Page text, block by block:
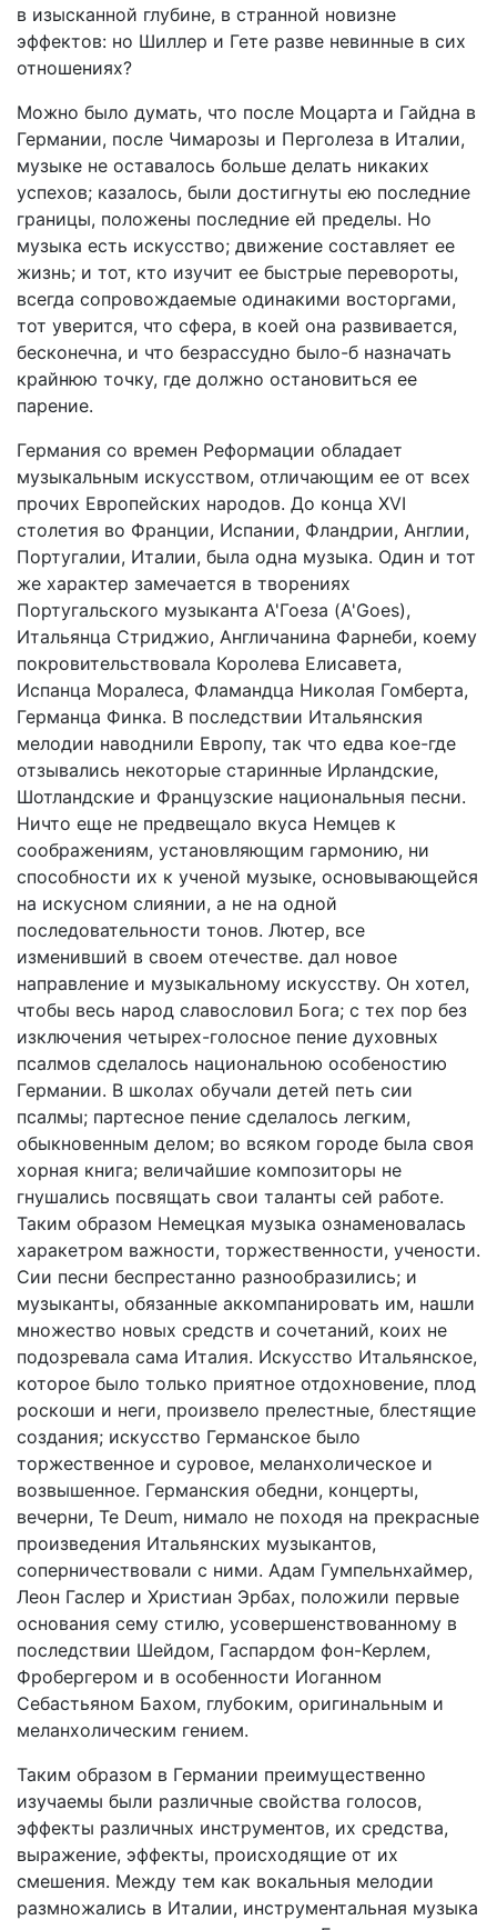
в изысканной глубине, в странной новизне
эффектов: но Шиллер и Гете разве невинные в сих
отношениях?
Можно было думать, что после Моцарта и Гайдна в
Германии, после Чимарозы и Перголеза в Италии,
музыке не оставалось больше делать никаких
успехов; казалось, были достигнуты ею последние
границы, положены последние ей пределы. Но
музыка есть искусство; движение составляет ее
жизнь; и тот, кто изучит ее быстрые перевороты,
всегда сопровождаемые одинакими восторгами,
тот уверится, что сфера, в коей она развивается,
бесконечна, и что безрассудно было-б назначать
крайнюю точку, где должно остановиться ее
парение.
Германия со времен Реформации обладает
музыкальным искусством, отличающим ее от всех
прочих Европейских народов. До конца XVI
столетия во Франции, Испании, Фландрии, Англии,
Португалии, Италии, была одна музыка. Один и тот
же характер замечается в творениях
Португальского музыканта А'Гоеза (A'Goes),
Итальянца Стриджио, Англичанина Фарнеби, коему
покровительствовала Королева Елисавета,
Испанца Моралеса, Фламандца Николая Гомберта,
Германца Финка. В последствии Итальянския
мелодии наводнили Европу, так что едва кое-где
отзывались некоторые старинные Ирландские,
Шотландские и Французские национальныя песни.
Ничто еще не предвещало вкуса Немцев к
соображениям, установляющим гармонию, ни
способности их к ученой музыке, основывающейся
на искусном слиянии, а не на одной
последовательности тонов. Лютер, все
изменивший в своем отечестве. дал новое
направление и музыкальному искусству. Он хотел,
чтобы весь народ славословил Бога; с тех пор без
изключения четырех-голосное пение духовных
псалмов сделалось национальною особеностию
Германии. В школах обучали детей петь сии
псалмы; партесное пение сделалось легким,
обыкновенным делом; во всяком городе была своя
хорная книга; величайшие композиторы не
гнушались посвящать свои таланты сей работе.
Таким образом Немецкая музыка ознаменовалась
харакетром важности, торжественности, учености.
Сии песни беспрестанно разнообразились; и
музыканты, обязанные аккомпанировать им, нашли
множество новых средств и сочетаний, коих не
подозревала сама Италия. Искусство Итальянское,
которое было только приятное отдохновение, плод
роскоши и неги, произвело прелестные, блестящие
создания; искусство Германское было
торжественное и суровое, меланхолическое и
возвышенное. Германския обедни, концерты,
вечерни, Te Deum, нимало не походя на прекрасные
произведения Итальянских музыкантов,
соперничествовали с ними. Адам Гумпельнхаймер,
Леон Гаслер и Христиан Эрбах, положили первые
основания сему стилю, усовершенствованному в
последствии Шейдом, Гаспардом фон-Керлем,
Фробергером и в особенности Иоганном
Себастьяном Бахом, глубоким, оригинальным и
меланхолическим гением.
Таким образом в Германии преимущественно
изучаемы были различные свойства голосов,
эффекты различных инструментов, их средства,
выражение, эффекты, происходящие от их
смешения. Между тем как вокальныя мелодии
размножались в Италии, инструментальная музыка